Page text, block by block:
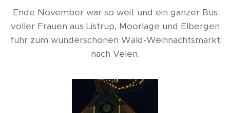
Ende November war so weit und ein ganzer Bus
voller Frauen aus Listrup, Moorlage und Elbergen
fuhr zum wunderschönen Wald-Weihnachtsmarkt
nach Velen.